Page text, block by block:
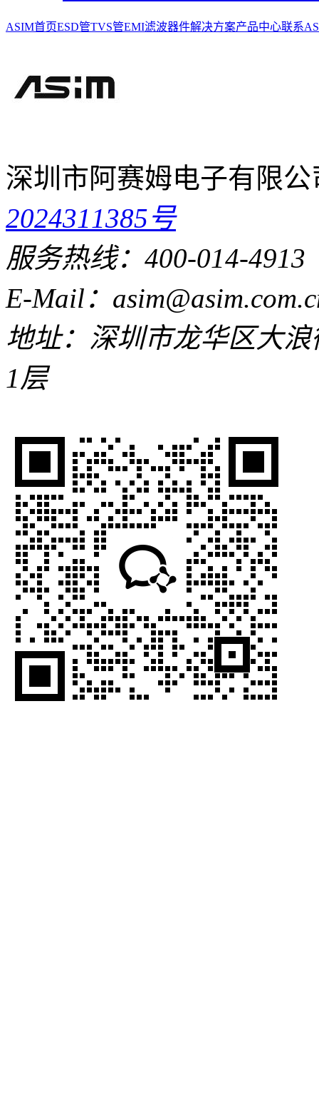
ASIM首页ESD管TVS管EMI滤波器件解决方案产品中心联系
深圳市阿赛姆电子有限
2024311385号
服务热线：400-014-4913
E-Mail：
地址：深圳市龙华区大
1层